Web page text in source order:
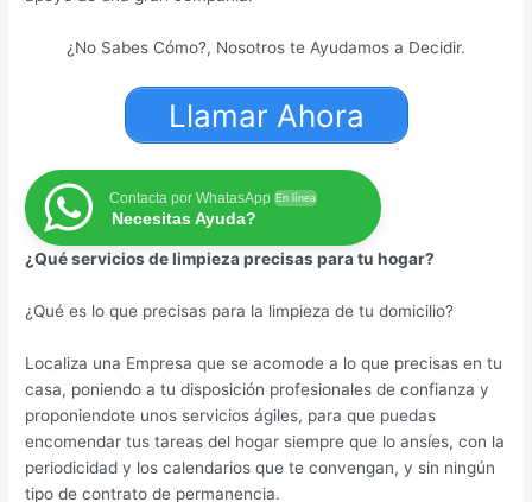
¿No Sabes Cómo?, Nosotros te Ayudamos a Decidir.
Llamar Ahora
Contacta por WhatasApp En línea
Necesitas Ayuda?
¿Qué servicios de limpieza precisas para tu hogar?
¿Qué es lo que precisas para la limpieza de tu domicilio?
Localiza una Empresa que se acomode a lo que precisas en tu
casa, poniendo a tu disposición profesionales de confianza y
proponiendote unos servicios ágiles, para que puedas
encomendar tus tareas del hogar siempre que lo ansíes, con la
periodicidad y los calendarios que te convengan, y sin ningún
tipo de contrato de permanencia.